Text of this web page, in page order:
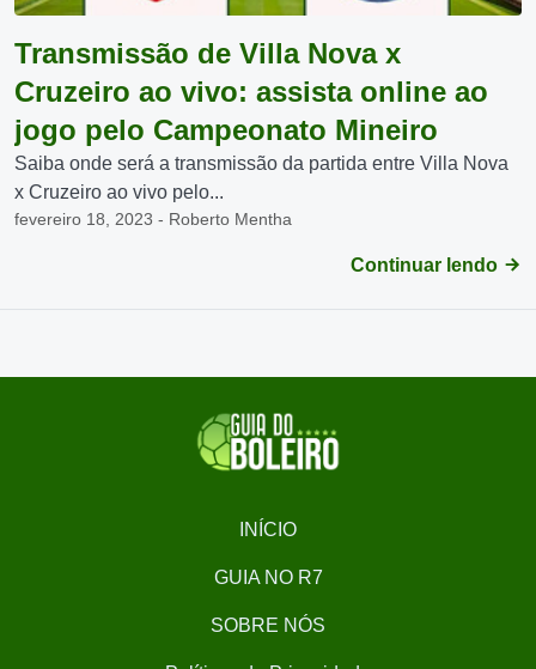
Transmissão de Villa Nova x
Cruzeiro ao vivo: assista online ao
jogo pelo Campeonato Mineiro
Saiba onde será a transmissão da partida entre Villa Nova
x Cruzeiro ao vivo pelo...
fevereiro 18, 2023 - Roberto Mentha
Continuar lendo
INÍCIO
GUIA NO R7
SOBRE NÓS